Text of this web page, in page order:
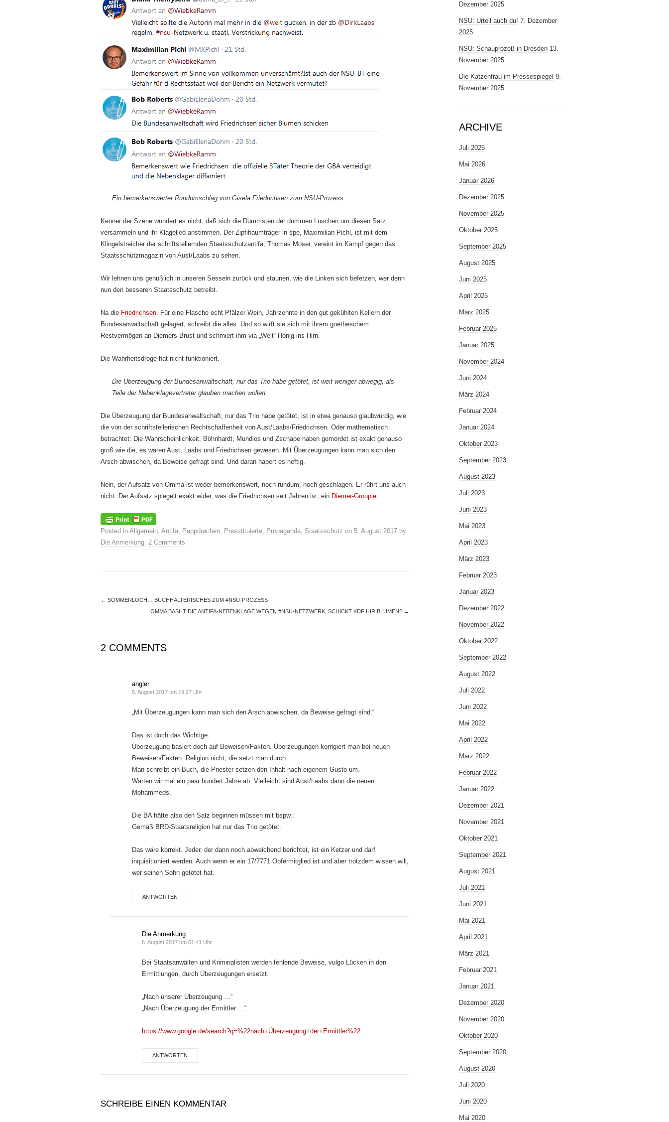
Ein bemerkenswerter Rundumschlag von Gisela Friedrichsen zum NSU-Prozess.
Kenner der Szene wundert es nicht, daß sich die Dümmsten der dummen Luschen um diesen Satz
versammeln und ihr Klagelied anstimmen. Der Zipfihaumträger in spe, Maximilian Pichl, ist mit dem
Klingelstreicher der schriftstellernden Staatsschutzantifa, Thomas Moser, vereint im Kampf gegen das
Staatsschutzmagazin von Aust/Laabs zu sehen.
Wir lehnen uns genüßlich in unseren Sesseln zurück und staunen, wie die Linken sich befetzen, wer denn
nun den besseren Staatsschutz betreibt.
Na die Friedrichsen. Für eine Flasche echt Pfälzer Wein, Jahrzehnte in den gut gekühlten Kellern der
Bundesanwaltschaft gelagert, schreibt die alles. Und so wirft sie sich mit ihrem goetheschem
Restvermögen an Diemers Brust und schmiert ihm via „Welt“ Honig ins Hirn.
Die Wahrheitsdroge hat nicht funktioniert.
Die Überzeugung der Bundesanwaltschaft, nur das Trio habe getötet, ist weit weniger abwegig, als
Teile der Nebenklagevertreter glauben machen wollen.
Die Überzeugung der Bundesanwaltschaft, nur das Trio habe getötet, ist in etwa genauso glaubwürdig, wie
die von der schriftstellerischen Rechtschaffenheit von Aust/Laabs/Friedrichsen. Oder mathematisch
betrachtet: Die Wahrscheinlichkeit, Böhnhardt, Mundlos und Zschäpe haben gemordet ist exakt genauso
groß wie die, es wären Aust, Laabs und Friedrichsen gewesen. Mit Überzeugungen kann man sich den
Arsch abwischen, da Beweise gefragt sind. Und daran hapert es heftig.
Nein, der Aufsatz von Omma ist weder bemerkenswert, noch rundum, noch geschlagen. Er rührt uns auch
nicht. Der Aufsatz spiegelt exakt wider, was die Friedrichsen seit Jahren ist, ein Diemer-Groupie.
Posted in Allgemein, Antifa, Pappdrachen, Presstituierte, Propaganda, Staatsschutz on 5. August 2017 by
Die Anmerkung. 2 Comments
← SOMMERLOCH… BUCHHALTERISCHES ZUM #NSU-PROZESS
OMMA BASHT DIE ANTIFA-NEBENKLAGE WEGEN #NSU-NETZWERK, SCHICKT KDF IHR BLUMEN? →
2 COMMENTS
angler
5. August 2017 um 19:27 Uhr
„Mit Überzeugungen kann man sich den Arsch abwischen, da Beweise gefragt sind.“
Das ist doch das Wichtige.
Überzeugung basiert doch auf Beweisen/Fakten. Überzeugungen korrigiert man bei neuen
Beweisen/Fakten. Religion nicht, die setzt man durch.
Man schreibt ein Buch, die Priester setzen den Inhalt nach eigenem Gusto um.
Warten wir mal ein paar hundert Jahre ab. Vielleicht sind Aust/Laabs dann die neuen
Mohammeds.
Die BA hätte also den Satz beginnen müssen mit bspw.:
Gemäß BRD-Staatsreligion hat nur das Trio getötet.
Das wäre korrekt. Jeder, der dann noch abweichend berichtet, ist ein Ketzer und darf
inquisitioniert werden. Auch wenn er ein 17/7771 Opfermitglied ist und aber trotzdem wissen will,
wer seinen Sohn getötet hat.
ANTWORTEN
Die Anmerkung
6. August 2017 um 01:41 Uhr
Bei Staatsanwälten und Kriminalisten werden fehlende Beweise, vulgo Lücken in den
Ermittlungen, durch Überzeugungen ersetzt.
„Nach unserer Überzeugung …“
„Nach Überzeugung der Ermittler …“
https://www.google.de/search?q=%22nach+Überzeugung+der+Ermittler%22
ANTWORTEN
SCHREIBE EINEN KOMMENTAR
Dezember 2025
NSU: Urteil auch du! 7. Dezember
2025
NSU: Schauprozeß in Dresden 13.
November 2025
Die Katzenfrau im Pressespiegel 9.
November 2025
ARCHIVE
Juli 2026
Mai 2026
Januar 2026
Dezember 2025
November 2025
Oktober 2025
September 2025
August 2025
Juni 2025
April 2025
März 2025
Februar 2025
Januar 2025
November 2024
Juni 2024
März 2024
Februar 2024
Januar 2024
Oktober 2023
September 2023
August 2023
Juli 2023
Juni 2023
Mai 2023
April 2023
März 2023
Februar 2023
Januar 2023
Dezember 2022
November 2022
Oktober 2022
September 2022
August 2022
Juli 2022
Juni 2022
Mai 2022
April 2022
März 2022
Februar 2022
Januar 2022
Dezember 2021
November 2021
Oktober 2021
September 2021
August 2021
Juli 2021
Juni 2021
Mai 2021
April 2021
März 2021
Februar 2021
Januar 2021
Dezember 2020
November 2020
Oktober 2020
September 2020
August 2020
Juli 2020
Juni 2020
Mai 2020